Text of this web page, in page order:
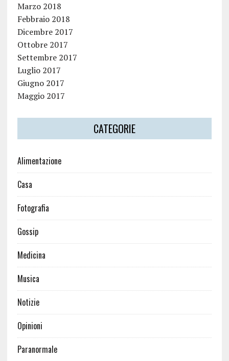
Marzo 2018
Febbraio 2018
Dicembre 2017
Ottobre 2017
Settembre 2017
Luglio 2017
Giugno 2017
Maggio 2017
CATEGORIE
Alimentazione
Casa
Fotografia
Gossip
Medicina
Musica
Notizie
Opinioni
Paranormale